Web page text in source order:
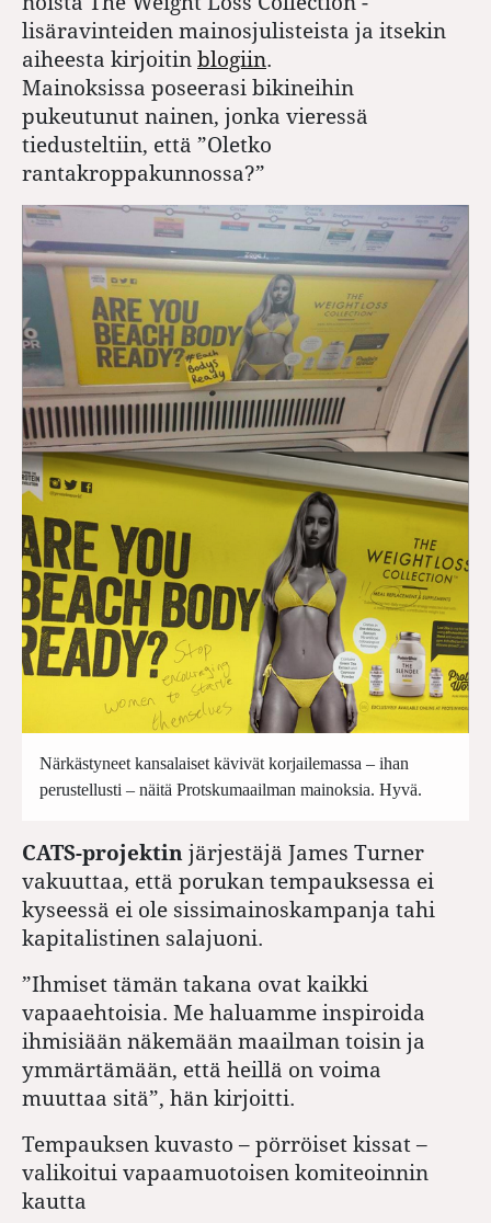
lisäravinteiden mainosjulisteista ja itsekin
aiheesta kirjoitin blogiin.
Mainoksissa poseerasi bikineihin
pukeutunut nainen, jonka vieressä
tiedusteltiin, että ”Oletko
rantakroppakunnossa?”
Närkästyneet kansalaiset kävivät korjailemassa – ihan
perustellusti – näitä Protskumaailman mainoksia. Hyvä.
CATS-projektin järjestäjä James Turner
vakuuttaa, että porukan tempauksessa ei
kyseessä ei ole sissimainoskampanja tahi
kapitalistinen salajuoni.
”Ihmiset tämän takana ovat kaikki
vapaaehtoisia. Me haluamme inspiroida
ihmisiään näkemään maailman toisin ja
ymmärtämään, että heillä on voima
muuttaa sitä”, hän kirjoitti.
Tempauksen kuvasto – pörröiset kissat –
valikoitui vapaamuotoisen komiteoinnin
kautta